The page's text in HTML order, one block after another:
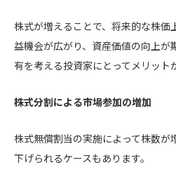
株式が増えることで、将来的な株価
益機会が広がり、資産価値の向上が
有を考える投資家にとってメリット
株式分割による市場参加の増加
株式無償割当の実施によって株数が
下げられるケースもあります。